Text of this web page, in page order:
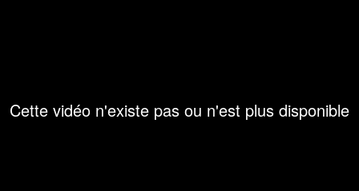
Cette vidéo n'existe pas ou n'est plus disponible